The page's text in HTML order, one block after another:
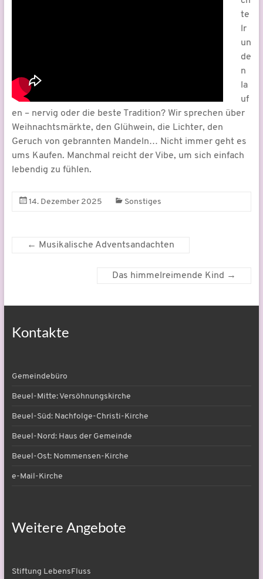
te
lr
un
de
n
la
uf
en – nervig oder die beste Tradition? Wir sprechen über
Weihnachtsmärkte, den Glühwein, die Lichter, den
Geruch von gebrannten Mandeln… Nicht immer geht es
ums Kaufen. Manchmal reicht der Vibe, um sich einfach
lebendig zu fühlen.
14. Dezember 2025 Sonstiges
← Musikalische Adventsandachten
Das himmelreimende Kind →
Kontakte
Gemeindebüro
Beuel-Mitte: Versöhnungskirche
Beuel-Süd: Nachfolge-Christi-Kirche
Beuel-Nord: Haus der Gemeinde
Beuel-Ost: Nommensen-Kirche
e-Mail-Kirche
Weitere Angebote
Stiftung LebensFluss